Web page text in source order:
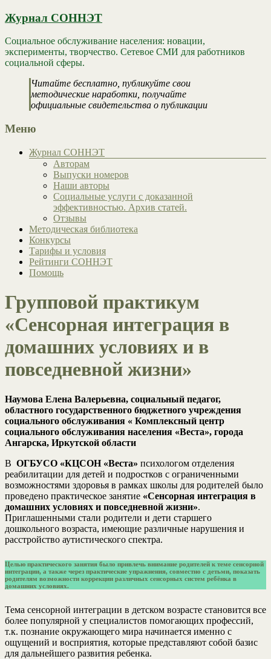
Журнал СОННЭТ
Социальное обслуживание населения: новации,
эксперименты, творчество. Сетевое СМИ для работников
социальной сферы.
Читайте бесплатно, публикуйте свои
методические наработки, получайте
официальные свидетельства о публикации
Меню
Журнал СОННЭТ
Авторам
Выпуски номеров
Наши авторы
Социальные услуги с доказанной
эффективностью. Архив статей.
Отзывы
Методическая библиотека
Конкурсы
Тарифы и условия
Рейтинги СОННЭТ
Помощь
Групповой практикум
«Сенсорная интеграция в
домашних условиях и в
повседневной жизни»
Наумова Елена Валерьевна, социальный педагог,
областного государственного бюджетного учреждения
социального обслуживания « Комплексный центр
социального обслуживания населения «Веста», города
Ангарска, Иркутской области
В ОГБУСО «КЦСОН «Веста» психологом отделения
реабилитации для детей и подростков с ограниченными
возможностями здоровья в рамках школы для родителей было
проведено практическое занятие «Сенсорная интеграция в
домашних условиях и повседневной жизни».
Приглашенными стали родители и дети старшего
дошкольного возраста, имеющие различные нарушения и
расстройство аутистического спектра.
Целью практического занятия было привлечь внимание родителей к теме сенсорной
интеграции, а также через практические упражнения, совместно с детьми, показать
родителям возможности коррекции различных сенсорных систем ребёнка в
домашних условиях.
Тема сенсорной интеграции в детском возрасте становится все
более популярной у специалистов помогающих профессий,
т.к. познание окружающего мира начинается именно с
ощущений и восприятия, которые представляют собой базис
для дальнейшего развития ребенка.